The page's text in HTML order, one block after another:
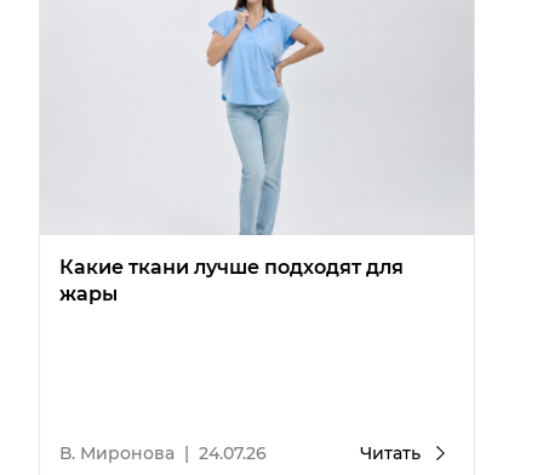
Какие ткани лучше подходят для
жары
В. Миронова | 24.07.26 Читать